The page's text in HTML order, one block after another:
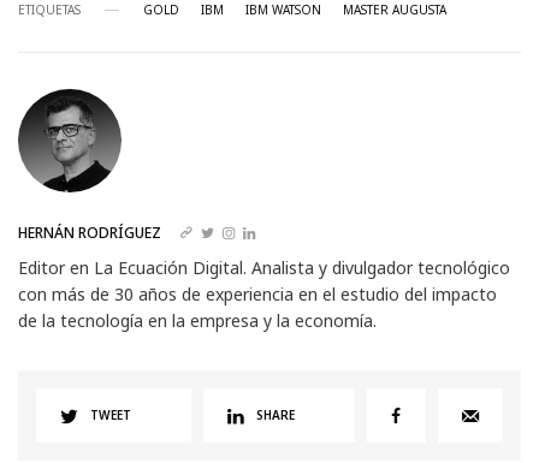
ETIQUETAS GOLD IBM IBM WATSON MASTER AUGUSTA
HERNÁN RODRÍGUEZ
Editor en La Ecuación Digital. Analista y divulgador tecnológico
con más de 30 años de experiencia en el estudio del impacto
de la tecnología en la empresa y la economía.
TWEET SHARE